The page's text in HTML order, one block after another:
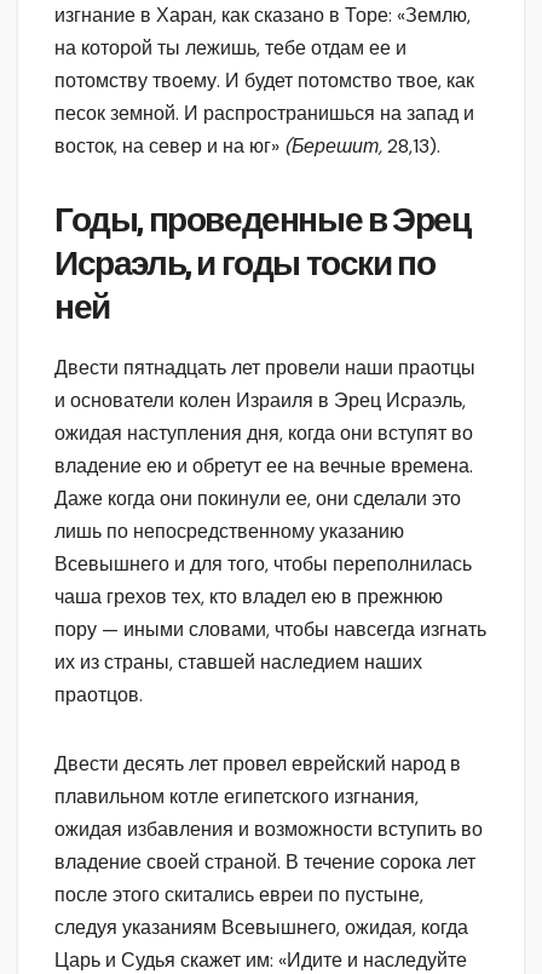
изгнание в Харан, как сказано в Торе: «Землю,
на которой ты лежишь, тебе отдам ее и
потомству твоему. И будет потомство твое, как
песок земной. И распространишься на запад и
восток, на север и на юг» (Берешит,28,13).
Годы, проведенные в Эрец
Исраэль, и годы тоски по
ней
Двести пятнадцать лет провели наши праотцы
и основатели колен Израиля в Эрец Исраэль,
ожидая наступления дня, когда они вступят во
владение ею и обретут ее на вечные времена.
Даже когда они покинули ее, они сделали это
лишь по непосредственному указанию
Всевышнего и для того, чтобы переполнилась
чаша грехов тех, кто владел ею в прежнюю
пору — иными словами, чтобы навсегда изгнать
их из страны, ставшей наследием наших
праотцов.
Двести десять лет провел еврейский народ в
плавильном котле египетского изгнания,
ожидая избавления и возможности вступить во
владение своей страной. В течение сорока лет
после этого скитались евреи по пустыне,
следуя указаниям Всевышнего, ожидая, когда
Царь и Судья скажет им: «Идите и наследуйте